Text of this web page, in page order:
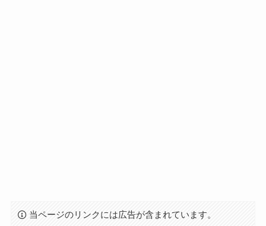
当ページのリンクには広告が含まれています。